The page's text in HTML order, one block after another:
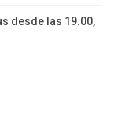
desde las 19.00,